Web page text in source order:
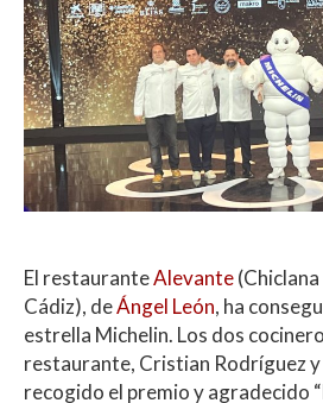
El restauranteAlevante
Cádiz), deÁngel León, ha
estrella Michelin. Los dos
restaurante, Cristian Rodríguez y
recogido el premio y agradecido